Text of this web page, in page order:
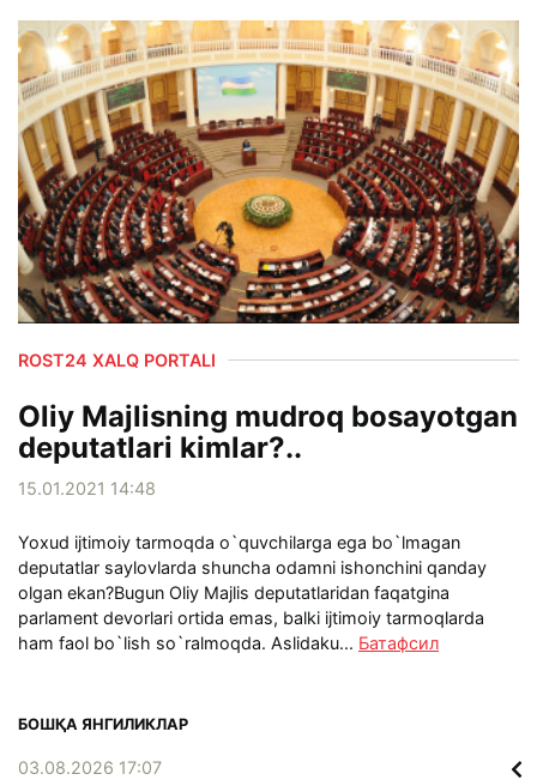
ROST24 XALQ PORTALI
Oliy Majlisning mudroq bosayotgan
deputatlari kimlar?..
15.01.2021 14:48
Yoxud ijtimoiy tarmoqda o`quvchilarga ega bo`lmagan
deputatlar saylovlarda shuncha odamni ishonchini qanday
olgan ekan? Bugun Oliy Majlis deputatlaridan faqatgina
parlament devorlari ortida emas, balki ijtimoiy tarmoqlarda
ham faol bo`lish so`ralmoqda. Aslidaku... Батафсил
БОШҚА ЯНГИЛИКЛАР
03.08.2026 17:07